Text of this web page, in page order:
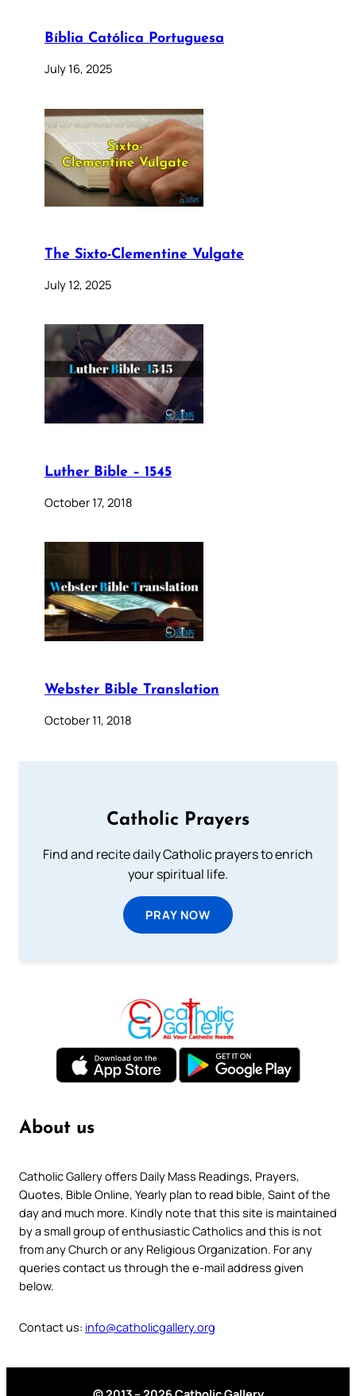
Bíblia Católica Portuguesa
July 16, 2025
The Sixto-Clementine Vulgate
July 12, 2025
Luther Bible – 1545
October 17, 2018
Webster Bible Translation
October 11, 2018
Catholic Prayers
Find and recite daily Catholic prayers to enrich
your spiritual life.
PRAY NOW
About us
Catholic Gallery offers Daily Mass Readings, Prayers,
Quotes, Bible Online, Yearly plan to read bible, Saint of the
day and much more. Kindly note that this site is maintained
by a small group of enthusiastic Catholics and this is not
from any Church or any Religious Organization. For any
queries contact us through the e-mail address given
below.
Contact us: info@catholicgallery.org